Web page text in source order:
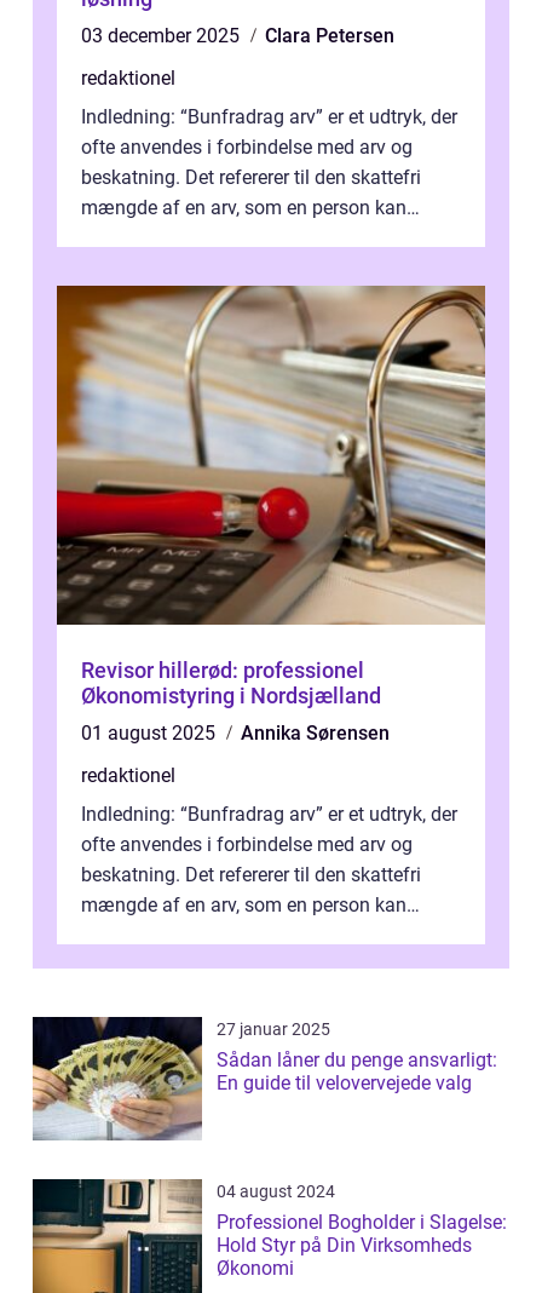
03 december 2025
Clara Petersen
redaktionel
Indledning: “Bunfradrag arv” er et udtryk, der
ofte anvendes i forbindelse med arv og
beskatning. Det refererer til den skattefri
mængde af en arv, som en person kan
Revisor hillerød: professionel
Økonomistyring i Nordsjælland
01 august 2025
Annika Sørensen
redaktionel
Indledning: “Bunfradrag arv” er et udtryk, der
ofte anvendes i forbindelse med arv og
beskatning. Det refererer til den skattefri
mængde af en arv, som en person kan
27 januar 2025
Sådan låner du penge ansvarligt:
En guide til velovervejede valg
04 august 2024
Professionel Bogholder i Slagelse:
Hold Styr på Din Virksomheds
Økonomi